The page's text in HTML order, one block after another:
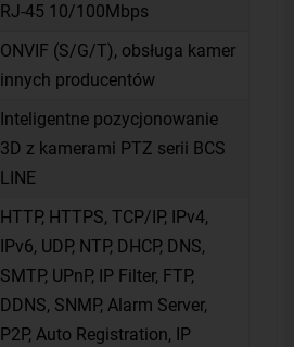
RJ-45 10/100Mbps
ONVIF (S/G/T), obsługa kamer
innych producentów
Inteligentne pozycjonowanie
3D z kamerami PTZ serii BCS
LINE
HTTP, HTTPS, TCP/IP, IPv4,
IPv6, UDP, NTP, DHCP, DNS,
SMTP, UPnP, IP Filter, FTP,
DDNS, SNMP, Alarm Server,
P2P, Auto Registration, IP